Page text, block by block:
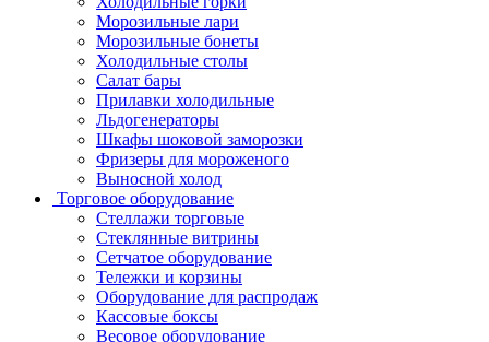
Морозильные лари
Морозильные бонеты
Холодильные столы
Салат бары
Прилавки холодильные
Льдогенераторы
Шкафы шоковой заморозки
Фризеры для мороженого
Выносной холод
Торговое оборудование
Стеллажи торговые
Стеклянные витрины
Сетчатое оборудование
Тележки и корзины
Оборудование для распродаж
Кассовые боксы
Весовое оборудование